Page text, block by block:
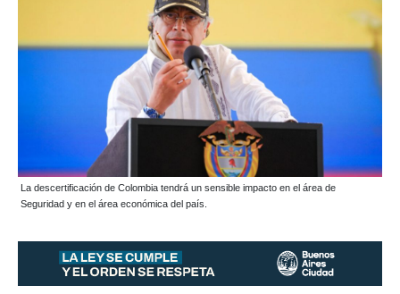
La descertificación de Colombia tendrá un sensible impacto en el área de
Seguridad y en el área económica del país.